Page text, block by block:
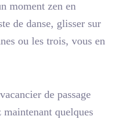
moment zen en
de danse, glisser sur
ou les trois, vous en
de passage
quelques